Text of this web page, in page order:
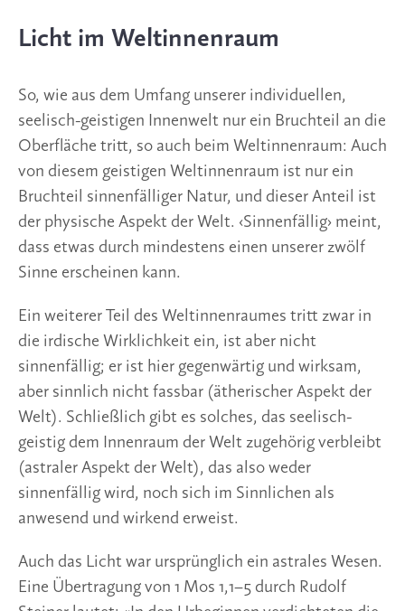
Licht im Weltinnenraum
So, wie aus dem Umfang unserer individuellen,
seelisch-geistigen Innenwelt nur ein Bruchteil an die
Oberfläche tritt, so auch beim Weltinnenraum: Auch
von diesem geistigen Weltinnenraum ist nur ein
Bruchteil sinnenfälliger Natur, und dieser Anteil ist
der physische Aspekt der Welt. ‹Sinnenfällig› meint,
dass etwas durch mindestens einen unserer zwölf
Sinne erscheinen kann.
Ein weiterer Teil des Weltinnenraumes tritt zwar in
die irdische Wirklichkeit ein, ist aber nicht
sinnenfällig; er ist hier gegenwärtig und wirksam,
aber sinnlich nicht fassbar (ätherischer Aspekt der
Welt). Schließlich gibt es solches, das seelisch-
geistig dem Innenraum der Welt zugehörig verbleibt
(astraler Aspekt der Welt), das also weder
sinnenfällig wird, noch sich im Sinnlichen als
anwesend und wirkend erweist.
Auch das Licht war ursprünglich ein astrales Wesen.
Eine Übertragung von 1 Mos 1,1–5 durch Rudolf